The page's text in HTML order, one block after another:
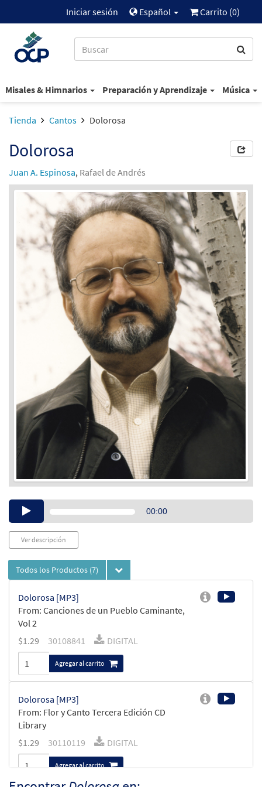
Iniciar sesión Español Carrito (0)
Misales & Himnarios Preparación y Aprendizaje Música
Tienda Cantos Dolorosa
Dolorosa
Juan A. Espinosa, Rafael de Andrés
Audio00:00
Ver descripción
Todos los Productos (7)
Dolorosa [MP3]
From: Canciones de un Pueblo Caminante,
Vol 2
$1.29 30108841 DIGITAL
Agregar al carrito
Dolorosa [MP3]
From: Flor y Canto Tercera Edición CD
Library
$1.29 30110119 DIGITAL
Agregar al carrito